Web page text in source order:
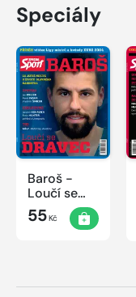
Speciály
Baroš -
Loučí se
dravec
55Kč